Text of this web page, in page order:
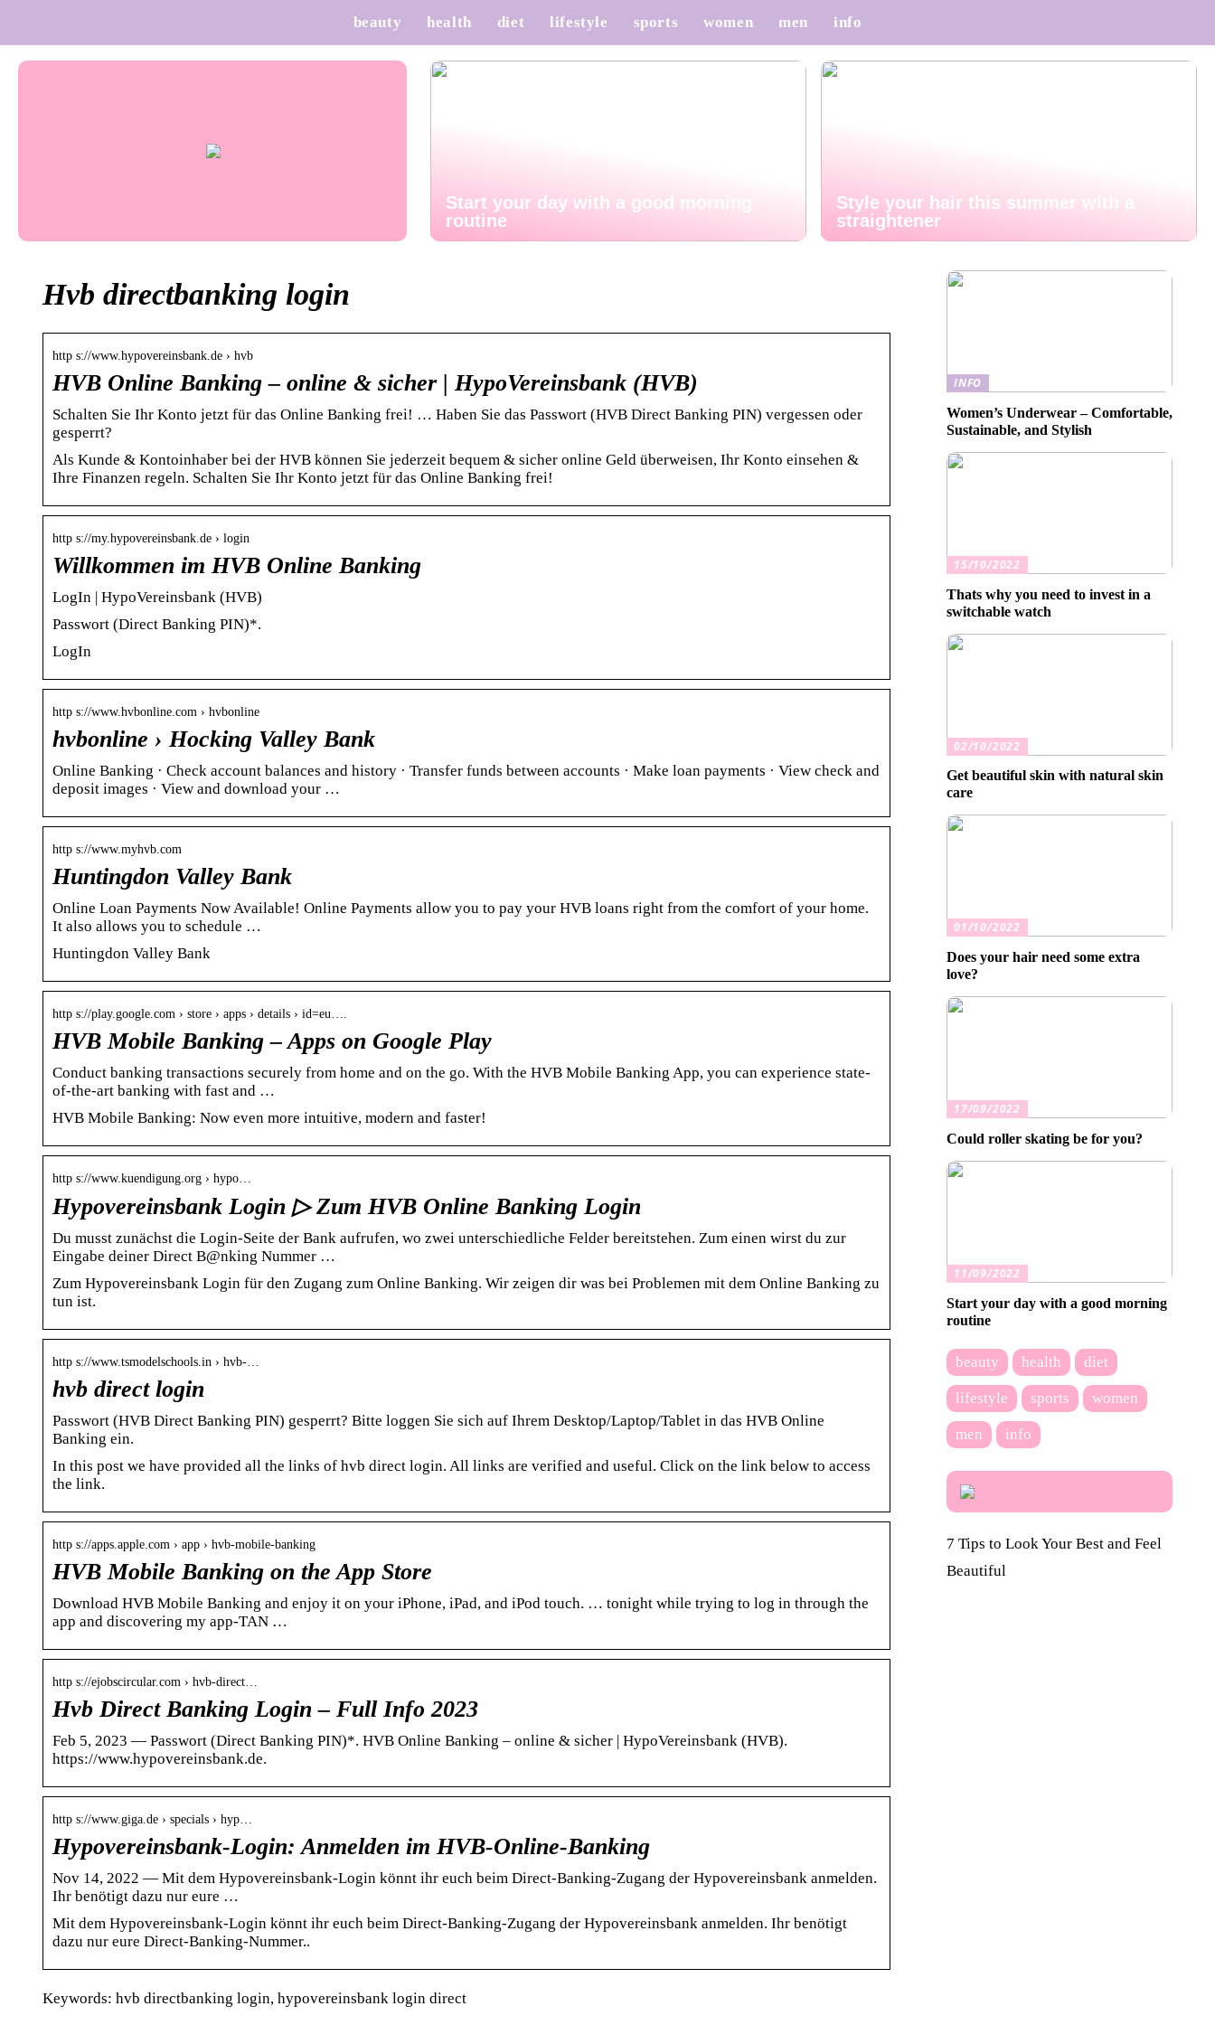
beauty health diet lifestyle sports women men info
Start your day with a good morning
routine
Style your hair this summer with a
straightener
Hvb directbanking login
http s://www.hypovereinsbank.de › hvb
HVB Online Banking – online & sicher | HypoVereinsbank (HVB)
Schalten Sie Ihr Konto jetzt für das Online Banking frei! … Haben Sie das Passwort (HVB Direct Banking PIN) vergessen oder
gesperrt?
Als Kunde & Kontoinhaber bei der HVB können Sie jederzeit bequem & sicher online Geld überweisen, Ihr Konto einsehen &
Ihre Finanzen regeln. Schalten Sie Ihr Konto jetzt für das Online Banking frei!
http s://my.hypovereinsbank.de › login
Willkommen im HVB Online Banking
LogIn | HypoVereinsbank (HVB)
Passwort (Direct Banking PIN)*.
LogIn
http s://www.hvbonline.com › hvbonline
hvbonline › Hocking Valley Bank
Online Banking · Check account balances and history · Transfer funds between accounts · Make loan payments · View check and
deposit images · View and download your …
http s://www.myhvb.com
Huntingdon Valley Bank
Online Loan Payments Now Available! Online Payments allow you to pay your HVB loans right from the comfort of your home.
It also allows you to schedule …
Huntingdon Valley Bank
http s://play.google.com › store › apps › details › id=eu….
HVB Mobile Banking – Apps on Google Play
Conduct banking transactions securely from home and on the go. With the HVB Mobile Banking App, you can experience state-
of-the-art banking with fast and …
HVB Mobile Banking: Now even more intuitive, modern and faster!
http s://www.kuendigung.org › hypo…
Hypovereinsbank Login ▷ Zum HVB Online Banking Login
Du musst zunächst die Login-Seite der Bank aufrufen, wo zwei unterschiedliche Felder bereitstehen. Zum einen wirst du zur
Eingabe deiner Direct B@nking Nummer …
Zum Hypovereinsbank Login für den Zugang zum Online Banking. Wir zeigen dir was bei Problemen mit dem Online Banking zu
tun ist.
http s://www.tsmodelschools.in › hvb-…
hvb direct login
Passwort (HVB Direct Banking PIN) gesperrt? Bitte loggen Sie sich auf Ihrem Desktop/Laptop/Tablet in das HVB Online
Banking ein.
In this post we have provided all the links of hvb direct login. All links are verified and useful. Click on the link below to access
the link.
http s://apps.apple.com › app › hvb-mobile-banking
HVB Mobile Banking on the App Store
Download HVB Mobile Banking and enjoy it on your iPhone, iPad, and iPod touch. … tonight while trying to log in through the
app and discovering my app-TAN …
http s://ejobscircular.com › hvb-direct…
Hvb Direct Banking Login – Full Info 2023
Feb 5, 2023 — Passwort (Direct Banking PIN)*. HVB Online Banking – online & sicher | HypoVereinsbank (HVB).
https://www.hypovereinsbank.de.
http s://www.giga.de › specials › hyp…
Hypovereinsbank-Login: Anmelden im HVB-Online-Banking
Nov 14, 2022 — Mit dem Hypovereinsbank-Login könnt ihr euch beim Direct-Banking-Zugang der Hypovereinsbank anmelden.
Ihr benötigt dazu nur eure …
Mit dem Hypovereinsbank-Login könnt ihr euch beim Direct-Banking-Zugang der Hypovereinsbank anmelden. Ihr benötigt
dazu nur eure Direct-Banking-Nummer..
Keywords: hvb directbanking login, hypovereinsbank login direct
INFO
Women’s Underwear – Comfortable,
Sustainable, and Stylish
15/10/2022
Thats why you need to invest in a
switchable watch
02/10/2022
Get beautiful skin with natural skin
care
01/10/2022
Does your hair need some extra
love?
17/09/2022
Could roller skating be for you?
11/09/2022
Start your day with a good morning
routine
beauty health diet
lifestyle sports women
men info
7 Tips to Look Your Best and Feel
Beautiful